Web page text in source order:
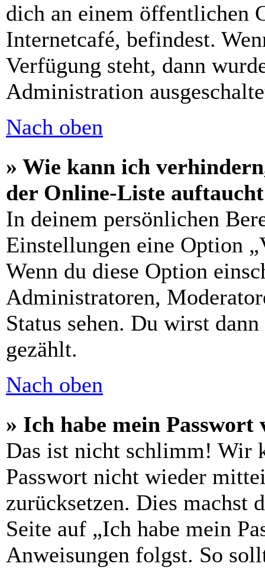
dich an einem öffentlichen
Internetcafé, befindest.
Verfügung steht, dann
Administration
Nach oben
» Wie kann ich
der Online-Liste
In deinem persönlichen
Einstellungen eine Option
Wenn du diese Option
Administratoren,
Status sehen. Du wirst
gezählt.
Nach oben
» Ich habe mein Passwort
Das ist nicht schlimm! Wir
Passwort nicht wieder
zurücksetzen. Dies machst
Seite auf „Ich habe mein
Anweisungen folgst. So